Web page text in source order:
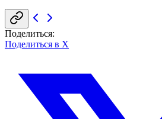
Поделиться:
Поделиться в X